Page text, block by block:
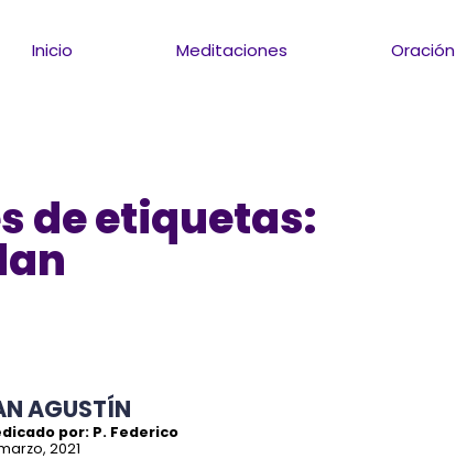
Inicio Meditaciones Oración
de etiquetas:
AGUSTÍN
por: P. Federico
2021